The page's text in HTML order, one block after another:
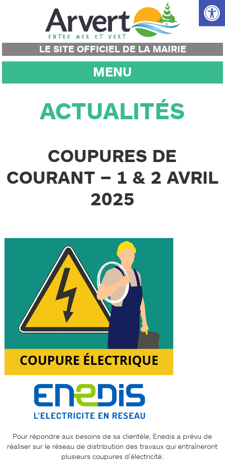
Ouvrir
LE SITE OFFICIEL DE LA MAIRIE
MENU
ACTUALITÉS
COUPURES DE
COURANT – 1 & 2 AVRIL
2025
Pour répondre aux besoins de sa clientèle, Enedis a prévu de
réaliser sur le réseau de distribution des travaux qui entraîneront
plusieurs coupures d’électricité: